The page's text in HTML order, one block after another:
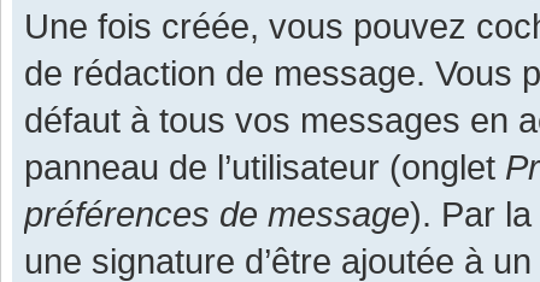
Une fois créée, vous pouvez
de rédaction de message. Vous
défaut à tous vos messages en
panneau de l’utilisateur (onglet
préférences de message). Par
une signature d’être ajoutée à